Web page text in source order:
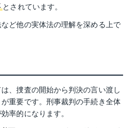
とされています。
ど他の実体法の理解を深める上で
、捜査の開始から判決の言い渡し
重要です。刑事裁判の手続き全体
率的になります。